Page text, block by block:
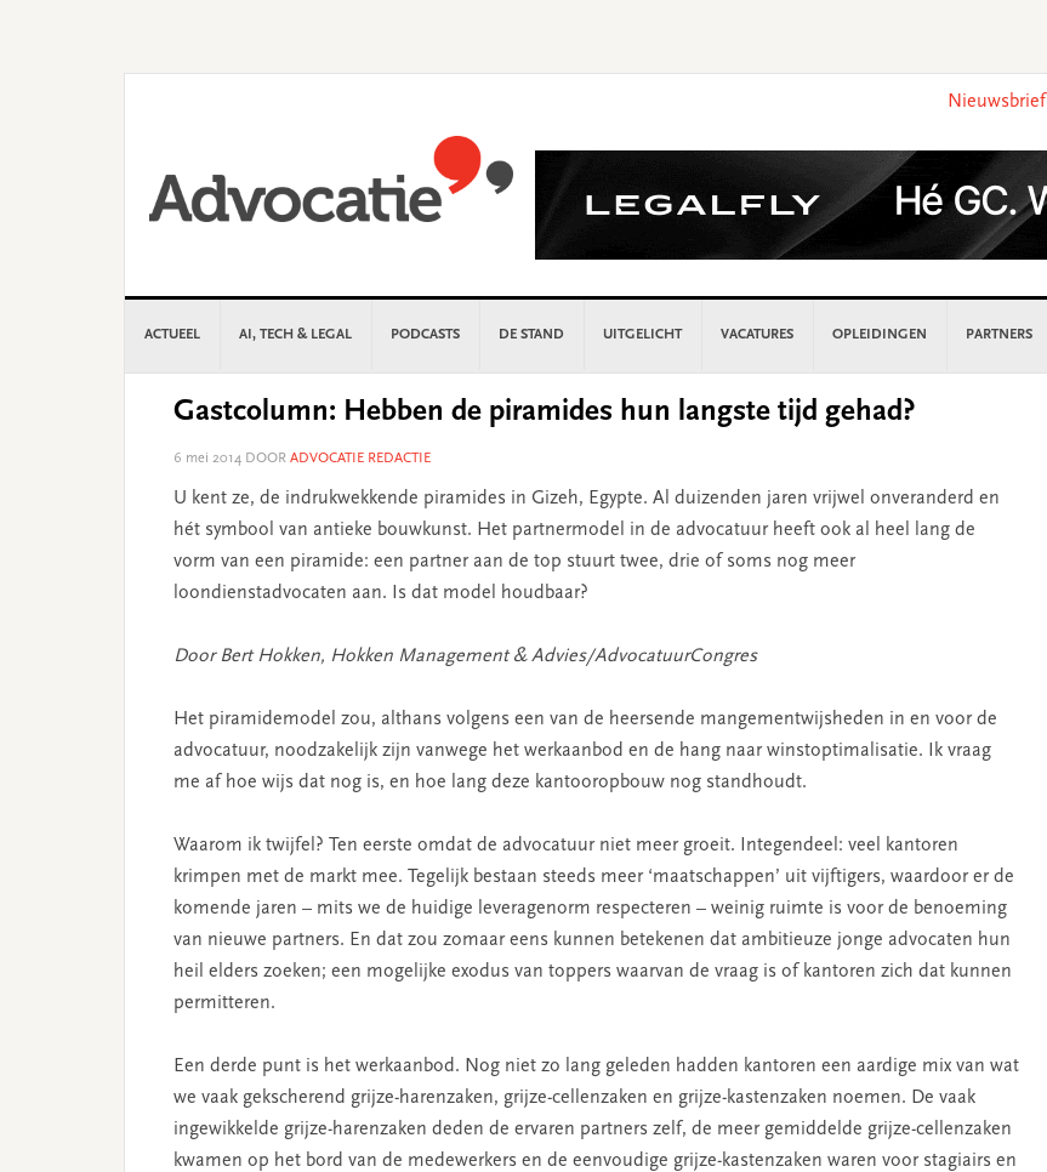
Nieuwsbrief
ACTUEEL AI, TECH & LEGAL PODCASTS DE STAND UITGELICHT VACATURES OPLEIDINGEN PARTNERS
Gastcolumn: Hebben de piramides hun langste tijd gehad?
6 mei 2014 DOOR ADVOCATIE REDACTIE
U kent ze, de indrukwekkende piramides in Gizeh, Egypte. Al duizenden jaren vrijwel onveranderd en
hét symbool van antieke bouwkunst. Het partnermodel in de advocatuur heeft ook al heel lang de
vorm van een piramide: een partner aan de top stuurt twee, drie of soms nog meer
loondienstadvocaten aan. Is dat model houdbaar?
Door Bert Hokken, Hokken Management & Advies/AdvocatuurCongres
Het piramidemodel zou, althans volgens een van de heersende mangementwijsheden in en voor de
advocatuur, noodzakelijk zijn vanwege het werkaanbod en de hang naar winstoptimalisatie. Ik vraag
me af hoe wijs dat nog is, en hoe lang deze kantooropbouw nog standhoudt.
Waarom ik twijfel? Ten eerste omdat de advocatuur niet meer groeit. Integendeel: veel kantoren
krimpen met de markt mee. Tegelijk bestaan steeds meer ‘maatschappen’ uit vijftigers, waardoor er de
komende jaren – mits we de huidige leveragenorm respecteren – weinig ruimte is voor de benoeming
van nieuwe partners. En dat zou zomaar eens kunnen betekenen dat ambitieuze jonge advocaten hun
heil elders zoeken; een mogelijke exodus van toppers waarvan de vraag is of kantoren zich dat kunnen
permitteren.
Een derde punt is het werkaanbod. Nog niet zo lang geleden hadden kantoren een aardige mix van wat
we vaak gekscherend grijze-harenzaken, grijze-cellenzaken en grijze-kastenzaken noemen. De vaak
ingewikkelde grijze-harenzaken deden de ervaren partners zelf, de meer gemiddelde grijze-cellenzaken
kwamen op het bord van de medewerkers en de eenvoudige grijze-kastenzaken waren voor stagiairs en